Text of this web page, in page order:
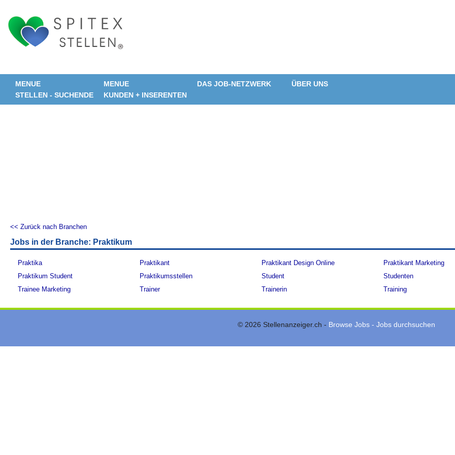
MENUE
STELLEN - SUCHENDE
MENUE
KUNDEN + INSERENTEN
DAS JOB-NETZWERK ÜBER UNS
<< Zurück nach Branchen
Jobs in der Branche: Praktikum
Praktika Praktikant Praktikant Design Online
Praktikant Marketing
Praktikum Student
Praktikumsstellen Student
Studenten
Trainee Marketing
Trainer Trainerin Training
© 2026 Stellenanzeiger.ch - Browse Jobs - Jobs durchsuchen